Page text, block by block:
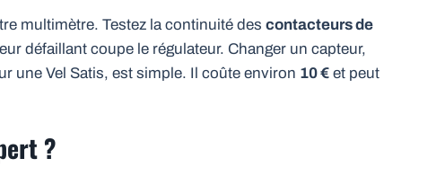
multimètre. Testez la continuité des contacteurs de
défaillant coupe le régulateur. Changer un capteur,
une Vel Satis, est simple. Il coûte environ 10 € et peut
?